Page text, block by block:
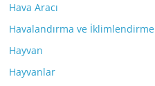
Hava Aracı
Havalandırma ve İklimlendirme
Hayvan
Hayvanlar